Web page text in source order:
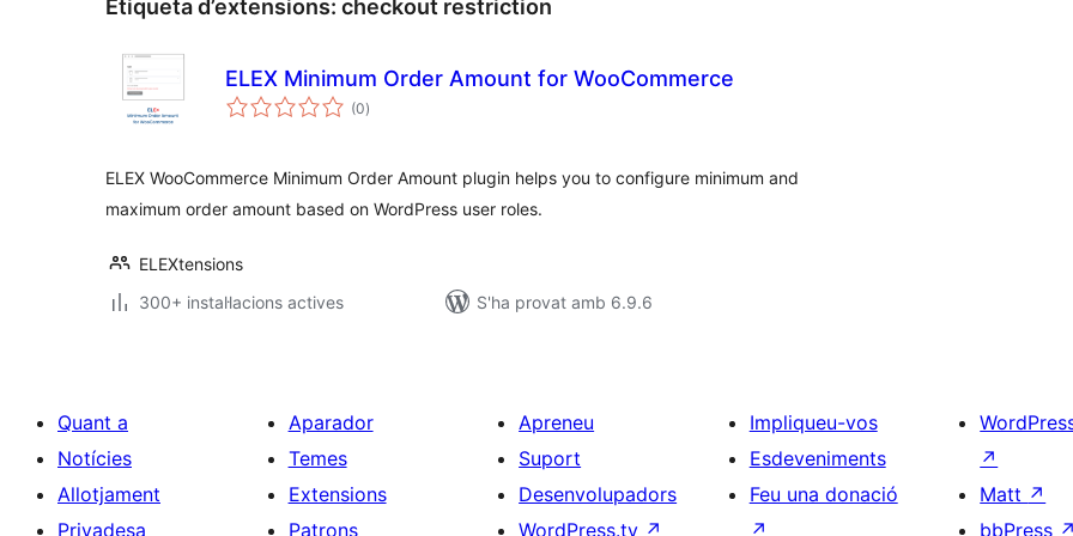
Etiqueta d’extensions: checkout restriction
ELEX Minimum Order Amount for WooCommerce
(0puntuacions
totals
)
ELEX WooCommerce Minimum Order Amount plugin helps you to configure minimum and
maximum order amount based on WordPress user roles.
ELEXtensions
300+ instal·lacions actives
S'ha provat amb 6.9.6
Quant a
Notícies
Allotjament
Privadesa
Aparador
Temes
Extensions
Patrons
Apreneu
Suport
Desenvolupadors
WordPress.tv ↗
Impliqueu-vos
Esdeveniments
Feu una donació
↗
↗
Matt ↗
bbPress ↗